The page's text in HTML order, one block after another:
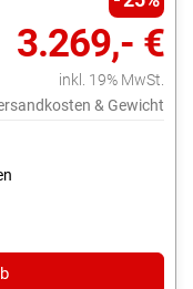
3.269,- €
inkl. 19% MwSt.
& Gewicht